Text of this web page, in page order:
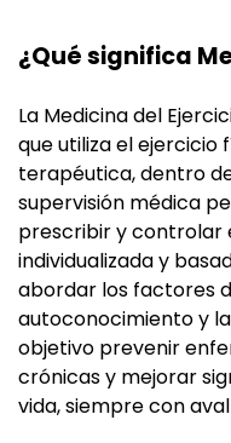
¿Qué significa
La Medicina del
que utiliza el
terapéutica, dentro
supervisión médica
prescribir y controlar
individualizada y
abordar los factores
autoconocimiento y
objetivo prevenir
crónicas y mejorar
vida, siempre con